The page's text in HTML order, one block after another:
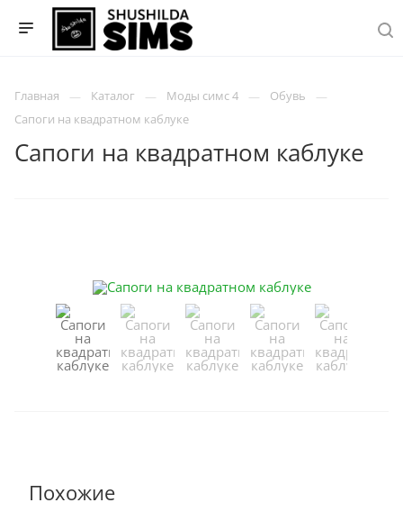
Главная Каталог Моды симс 4
Обувь
Сапоги на квадратном каблуке
Сапоги на квадратном каблуке
Похожие